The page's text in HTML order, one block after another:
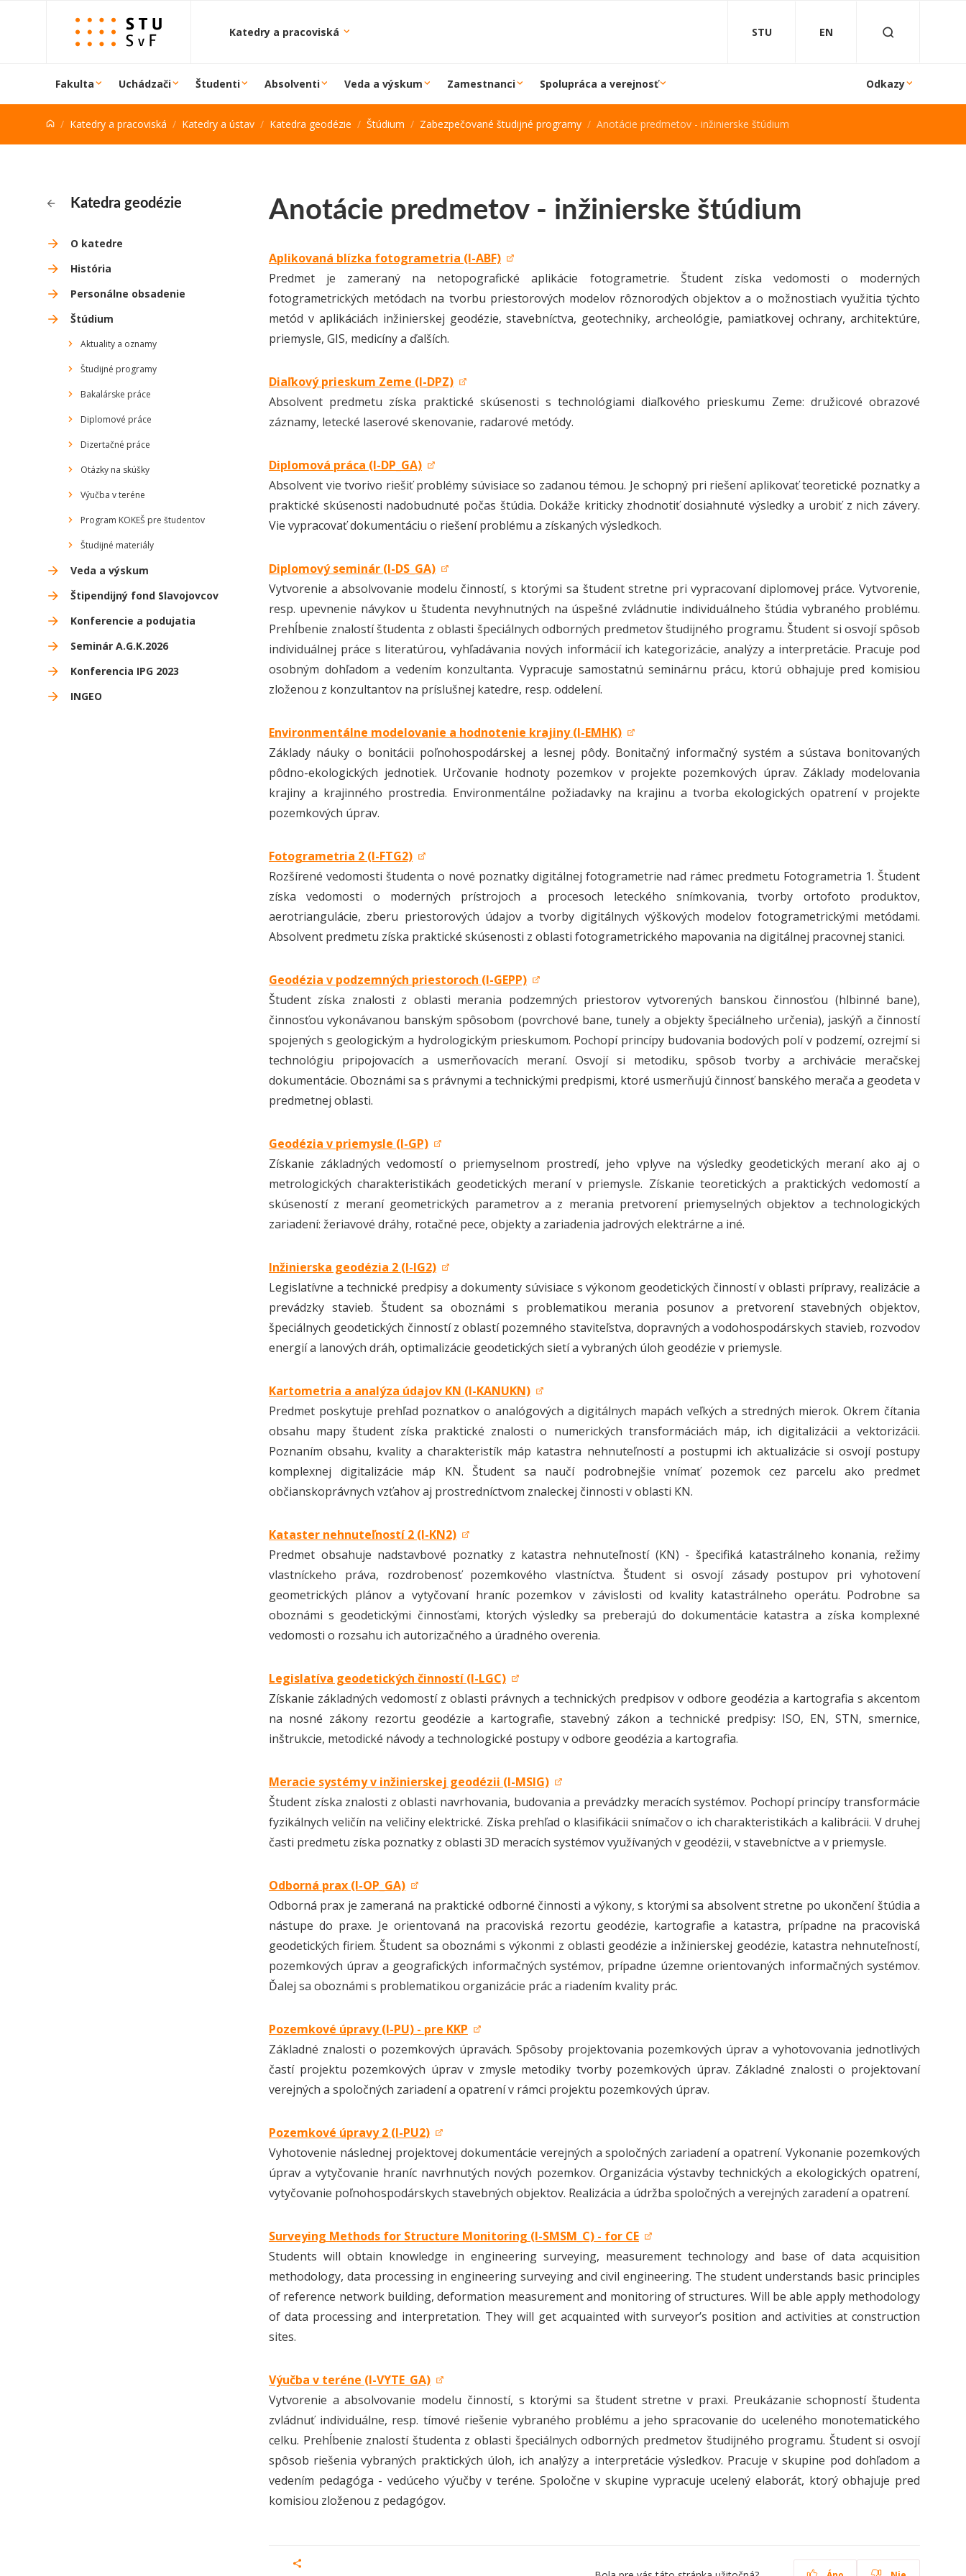
Prejsť na obsah
Katedry a pracoviská STU EN
Fakulta Uchádzači Študenti Absolventi Veda a výskum Zamestnanci Spolupráca a verejnosť Odkazy
Katedry a pracoviská Katedry a ústav Katedra geodézie Štúdium Zabezpečované študijné programy Anotácie predmetov - inžinierske štúdium
Katedra geodézie
O katedre
História
Personálne obsadenie
Štúdium
Aktuality a oznamy
Študijné programy
Bakalárske práce
Diplomové práce
Dizertačné práce
Otázky na skúšky
Výučba v teréne
Program KOKEŠ pre študentov
Študijné materiály
Veda a výskum
Štipendijný fond Slavojovcov
Konferencie a podujatia
Seminár A.G.K.2026
Konferencia IPG 2023
INGEO
Anotácie predmetov - inžinierske štúdium
Aplikovaná blízka fotogrametria (I-ABF)
Predmet je zameraný na netopografické aplikácie fotogrametrie. Študent získa vedomosti o moderných
fotogrametrických metódach na tvorbu priestorových modelov rôznorodých objektov a o možnostiach využitia týchto
metód v aplikáciách inžinierskej geodézie, stavebníctva, geotechniky, archeológie, pamiatkovej ochrany, architektúre,
priemysle, GIS, medicíny a ďalších.
Diaľkový prieskum Zeme (I-DPZ)
Absolvent predmetu získa praktické skúsenosti s technológiami diaľkového prieskumu Zeme: družicové obrazové
záznamy, letecké laserové skenovanie, radarové metódy.
Diplomová práca (I-DP_GA)
Absolvent vie tvorivo riešiť problémy súvisiace so zadanou témou. Je schopný pri riešení aplikovať teoretické poznatky a
praktické skúsenosti nadobudnuté počas štúdia. Dokáže kriticky zhodnotiť dosiahnuté výsledky a urobiť z nich závery.
Vie vypracovať dokumentáciu o riešení problému a získaných výsledkoch.
Diplomový seminár (I-DS_GA)
Vytvorenie a absolvovanie modelu činností, s ktorými sa študent stretne pri vypracovaní diplomovej práce. Vytvorenie,
resp. upevnenie návykov u študenta nevyhnutných na úspešné zvládnutie individuálneho štúdia vybraného problému.
Prehĺbenie znalostí študenta z oblasti špeciálnych odborných predmetov študijného programu. Študent si osvojí spôsob
individuálnej práce s literatúrou, vyhľadávania nových informácií ich kategorizácie, analýzy a interpretácie. Pracuje pod
osobným dohľadom a vedením konzultanta. Vypracuje samostatnú seminárnu prácu, ktorú obhajuje pred komisiou
zloženou z konzultantov na príslušnej katedre, resp. oddelení.
Environmentálne modelovanie a hodnotenie krajiny (I-EMHK)
Základy náuky o bonitácii poľnohospodárskej a lesnej pôdy. Bonitačný informačný systém a sústava bonitovaných
pôdno-ekologických jednotiek. Určovanie hodnoty pozemkov v projekte pozemkových úprav. Základy modelovania
krajiny a krajinného prostredia. Environmentálne požiadavky na krajinu a tvorba ekologických opatrení v projekte
pozemkových úprav.
Fotogrametria 2 (I-FTG2)
Rozšírené vedomosti študenta o nové poznatky digitálnej fotogrametrie nad rámec predmetu Fotogrametria 1. Študent
získa vedomosti o moderných prístrojoch a procesoch leteckého snímkovania, tvorby ortofoto produktov,
aerotriangulácie, zberu priestorových údajov a tvorby digitálnych výškových modelov fotogrametrickými metódami.
Absolvent predmetu získa praktické skúsenosti z oblasti fotogrametrického mapovania na digitálnej pracovnej stanici.
Geodézia v podzemných priestoroch (I-GEPP)
Študent získa znalosti z oblasti merania podzemných priestorov vytvorených banskou činnosťou (hlbinné bane),
činnosťou vykonávanou banským spôsobom (povrchové bane, tunely a objekty špeciálneho určenia), jaskýň a činností
spojených s geologickým a hydrologickým prieskumom. Pochopí princípy budovania bodových polí v podzemí, ozrejmí si
technológiu pripojovacích a usmerňovacích meraní. Osvojí si metodiku, spôsob tvorby a archivácie meračskej
dokumentácie. Oboznámi sa s právnymi a technickými predpismi, ktoré usmerňujú činnosť banského merača a geodeta v
predmetnej oblasti.
Geodézia v priemysle (I-GP)
Získanie základných vedomostí o priemyselnom prostredí, jeho vplyve na výsledky geodetických meraní ako aj o
metrologických charakteristikách geodetických meraní v priemysle. Získanie teoretických a praktických vedomostí a
skúseností z meraní geometrických parametrov a z merania pretvorení priemyselných objektov a technologických
zariadení: žeriavové dráhy, rotačné pece, objekty a zariadenia jadrových elektrárne a iné.
Inžinierska geodézia 2 (I-IG2)
Legislatívne a technické predpisy a dokumenty súvisiace s výkonom geodetických činností v oblasti prípravy, realizácie a
prevádzky stavieb. Študent sa oboznámi s problematikou merania posunov a pretvorení stavebných objektov,
špeciálnych geodetických činností z oblastí pozemného staviteľstva, dopravných a vodohospodárskych stavieb, rozvodov
energií a lanových dráh, optimalizácie geodetických sietí a vybraných úloh geodézie v priemysle.
Kartometria a analýza údajov KN (I-KANUKN)
Predmet poskytuje prehľad poznatkov o analógových a digitálnych mapách veľkých a stredných mierok. Okrem čítania
obsahu mapy študent získa praktické znalosti o numerických transformáciách máp, ich digitalizácii a vektorizácii.
Poznaním obsahu, kvality a charakteristík máp katastra nehnuteľností a postupmi ich aktualizácie si osvojí postupy
komplexnej digitalizácie máp KN. Študent sa naučí podrobnejšie vnímať pozemok cez parcelu ako predmet
občianskoprávnych vzťahov aj prostredníctvom znaleckej činnosti v oblasti KN.
Kataster nehnuteľností 2 (I-KN2)
Predmet obsahuje nadstavbové poznatky z katastra nehnuteľností (KN) - špecifiká katastrálneho konania, režimy
vlastníckeho práva, rozdrobenosť pozemkového vlastníctva. Študent si osvojí zásady postupov pri vyhotovení
geometrických plánov a vytyčovaní hraníc pozemkov v závislosti od kvality katastrálneho operátu. Podrobne sa
oboznámi s geodetickými činnosťami, ktorých výsledky sa preberajú do dokumentácie katastra a získa komplexné
vedomosti o rozsahu ich autorizačného a úradného overenia.
Legislatíva geodetických činností (I-LGC)
Získanie základných vedomostí z oblasti právnych a technických predpisov v odbore geodézia a kartografia s akcentom
na nosné zákony rezortu geodézie a kartografie, stavebný zákon a technické predpisy: ISO, EN, STN, smernice,
inštrukcie, metodické návody a technologické postupy v odbore geodézia a kartografia.
Meracie systémy v inžinierskej geodézii (I-MSIG)
Študent získa znalosti z oblasti navrhovania, budovania a prevádzky meracích systémov. Pochopí princípy transformácie
fyzikálnych veličín na veličiny elektrické. Získa prehľad o klasifikácii snímačov o ich charakteristikách a kalibrácii. V druhej
časti predmetu získa poznatky z oblasti 3D meracích systémov využívaných v geodézii, v stavebníctve a v priemysle.
Odborná prax (I-OP_GA)
Odborná prax je zameraná na praktické odborné činnosti a výkony, s ktorými sa absolvent stretne po ukončení štúdia a
nástupe do praxe. Je orientovaná na pracoviská rezortu geodézie, kartografie a katastra, prípadne na pracoviská
geodetických firiem. Študent sa oboznámi s výkonmi z oblasti geodézie a inžinierskej geodézie, katastra nehnuteľností,
pozemkových úprav a geografických informačných systémov, prípadne územne orientovaných informačných systémov.
Ďalej sa oboznámi s problematikou organizácie prác a riadením kvality prác.
Pozemkové úpravy (I-PU) - pre KKP
Základné znalosti o pozemkových úpravách. Spôsoby projektovania pozemkových úprav a vyhotovovania jednotlivých
častí projektu pozemkových úprav v zmysle metodiky tvorby pozemkových úprav. Základné znalosti o projektovaní
verejných a spoločných zariadení a opatrení v rámci projektu pozemkových úprav.
Pozemkové úpravy 2 (I-PU2)
Vyhotovenie následnej projektovej dokumentácie verejných a spoločných zariadení a opatrení. Vykonanie pozemkových
úprav a vytyčovanie hraníc navrhnutých nových pozemkov. Organizácia výstavby technických a ekologických opatrení,
vytyčovanie poľnohospodárskych stavebných objektov. Realizácia a údržba spoločných a verejných zaradení a opatrení.
Surveying Methods for Structure Monitoring (I-SMSM_C) - for CE
Students will obtain knowledge in engineering surveying, measurement technology and base of data acquisition
methodology, data processing in engineering surveying and civil engineering. The student understands basic principles
of reference network building, deformation measurement and monitoring of structures. Will be able apply methodology
of data processing and interpretation. They will get acquainted with surveyor’s position and activities at construction
sites.
Výučba v teréne (I-VYTE_GA)
Vytvorenie a absolvovanie modelu činností, s ktorými sa študent stretne v praxi. Preukázanie schopností študenta
zvládnuť individuálne, resp. tímové riešenie vybraného problému a jeho spracovanie do uceleného monotematického
celku. Prehĺbenie znalostí študenta z oblasti špeciálnych odborných predmetov študijného programu. Študent si osvojí
spôsob riešenia vybraných praktických úloh, ich analýzy a interpretácie výsledkov. Pracuje v skupine pod dohľadom a
vedením pedagóga - vedúceho výučby v teréne. Spoločne v skupine vypracuje ucelený elaborát, ktorý obhajuje pred
komisiou zloženou z pedagógov.